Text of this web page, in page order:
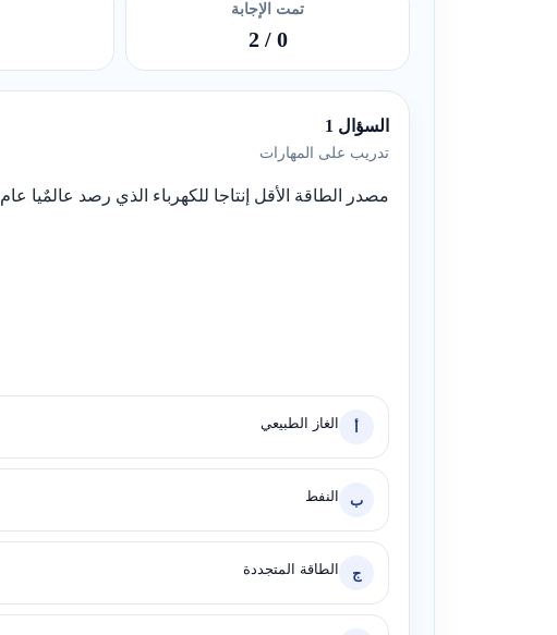
تمت الإجابة
0
/ 2
السؤال 1
تدريب على المهارات
مصدر الطاقة الأقل إنتاجا للكهرباء الذي رصد عالمٌيا عام -2020
أ الغاز الطبيعي
ب النفط
ج الطاقة المتجددة